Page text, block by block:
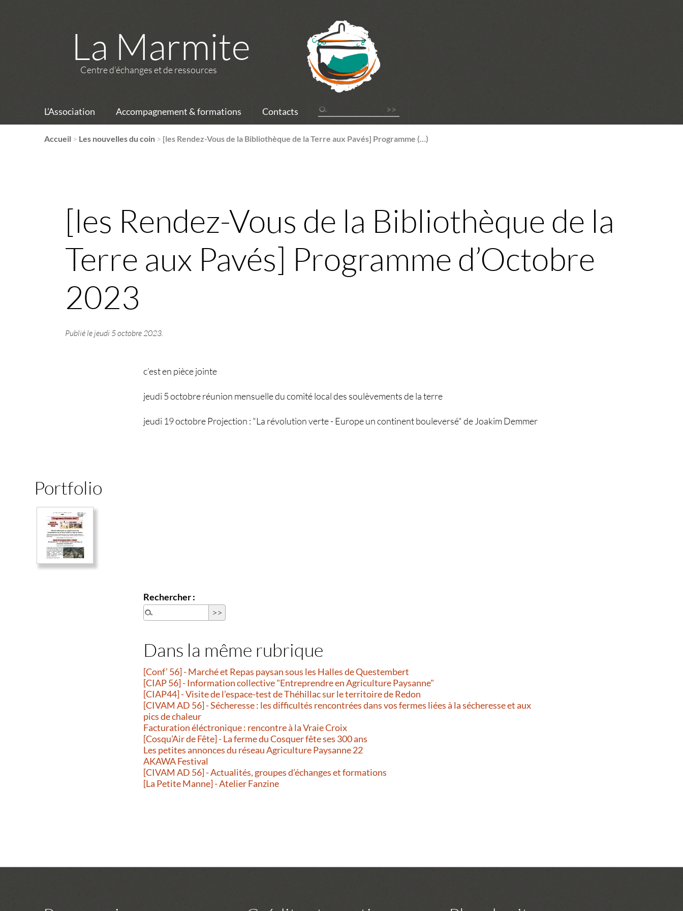
La Marmite
Centre d’échanges et de ressources
L’Association Accompagnement & formations Contacts
Accueil > Les nouvelles du coin > [les Rendez-Vous de la Bibliothèque de la Terre aux Pavés] Programme (…)
[les Rendez-Vous de la Bibliothèque de la
Terre aux Pavés] Programme d’Octobre
2023
Publié le jeudi 5 octobre 2023.
c’est en pièce jointe
jeudi 5 octobre réunion mensuelle du comité local des soulèvements de la terre
jeudi 19 octobre Projection : "La révolution verte - Europe un continent bouleversé" de Joakim Demmer
Portfolio
Rechercher :
Dans la même rubrique
[Conf’ 56] - Marché et Repas paysan sous les Halles de Questembert
[CIAP 56] - Information collective "Entreprendre en Agriculture Paysanne"
[CIAP44] - Visite de l’espace-test de Théhillac sur le territoire de Redon
[CIVAM AD 56] - Sécheresse : les difficultés rencontrées dans vos fermes liées à la sécheresse et aux
pics de chaleur
Facturation éléctronique : rencontre à la Vraie Croix
[Cosqu’Air de Fête] - La ferme du Cosquer fête ses 300 ans
Les petites annonces du réseau Agriculture Paysanne 22
AKAWA Festival
[CIVAM AD 56] - Actualités, groupes d’échanges et formations
[La Petite Manne] - Atelier Fanzine